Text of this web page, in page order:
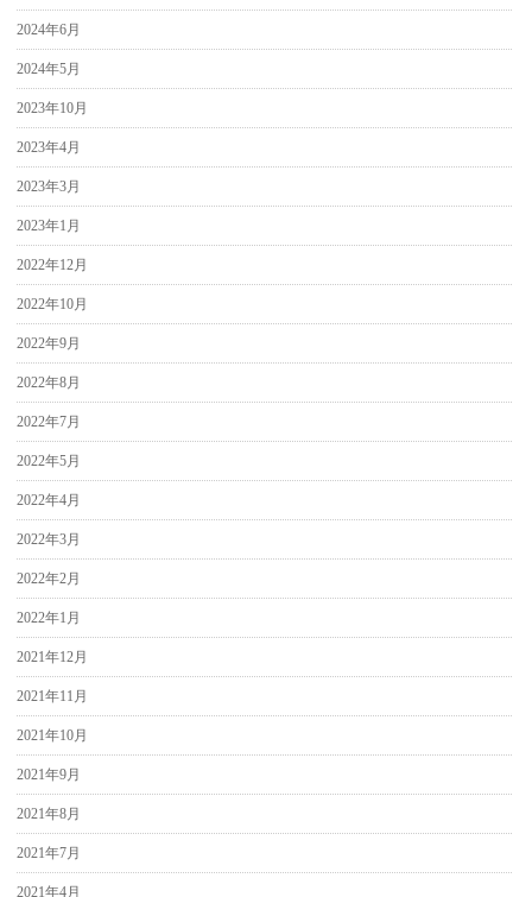
2024年6月
2024年5月
2023年10月
2023年4月
2023年3月
2023年1月
2022年12月
2022年10月
2022年9月
2022年8月
2022年7月
2022年5月
2022年4月
2022年3月
2022年2月
2022年1月
2021年12月
2021年11月
2021年10月
2021年9月
2021年8月
2021年7月
2021年4月